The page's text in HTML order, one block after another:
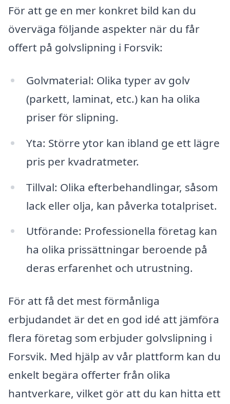
För att ge en mer konkret bild kan du
överväga följande aspekter när du får
offert på golvslipning i Forsvik:
Golvmaterial: Olika typer av golv
(parkett, laminat, etc.) kan ha olika
priser för slipning.
Yta: Större ytor kan ibland ge ett lägre
pris per kvadratmeter.
Tillval: Olika efterbehandlingar, såsom
lack eller olja, kan påverka totalpriset.
Utförande: Professionella företag kan
ha olika prissättningar beroende på
deras erfarenhet och utrustning.
För att få det mest förmånliga
erbjudandet är det en god idé att jämföra
flera företag som erbjuder golvslipning i
Forsvik. Med hjälp av vår plattform kan du
enkelt begära offerter från olika
hantverkare, vilket gör att du kan hitta ett